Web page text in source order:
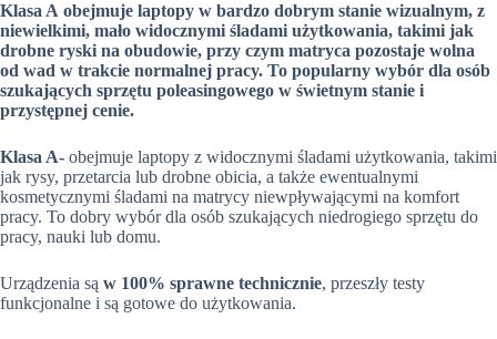
Klasa A obejmuje laptopy w bardzo dobrym stanie wizualnym, z
niewielkimi, mało widocznymi śladami użytkowania, takimi jak
drobne ryski na obudowie, przy czym matryca pozostaje wolna
od wad w trakcie normalnej pracy. To popularny wybór dla osób
szukających sprzętu poleasingowego w świetnym stanie i
przystępnej cenie.
Klasa A- obejmuje laptopy z widocznymi śladami użytkowania, takimi
jak rysy, przetarcia lub drobne obicia, a także ewentualnymi
kosmetycznymi śladami na matrycy niewpływającymi na komfort
pracy. To dobry wybór dla osób szukających niedrogiego sprzętu do
pracy, nauki lub domu.
Urządzenia są w 100% sprawne technicznie, przeszły testy
funkcjonalne i są gotowe do użytkowania.